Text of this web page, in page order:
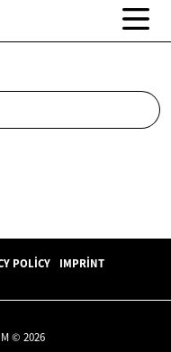
POLICY IMPRINT
© 2026